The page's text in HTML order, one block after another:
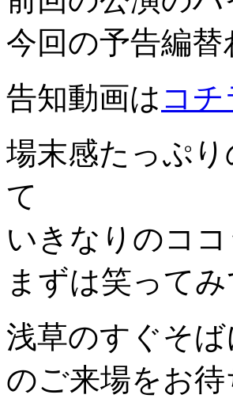
今回の予告編
告知動画は コチ
場末感たっぷ
て
いきなりのコ
まずは笑って
浅草のすぐそ
のご来場をお